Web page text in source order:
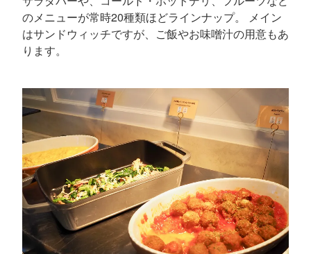
のメニューが常時20種類ほどラインナップ。 メイン
はサンドウィッチですが、ご飯やお味噌汁の用意もあ
ります。